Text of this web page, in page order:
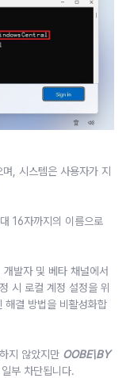
, 시스템은 사용자가 지
16자까지의 이름으로
발자 및 베타 채널에서
시 로컬 계정 설정을 위
결 방법을 비활성화합
지 않았지만 OOBE\BY
부 차단됩니다.